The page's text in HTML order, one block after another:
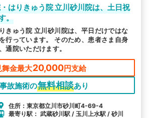
はりきゅう院 立川砂川院は、土日祝
。
きゅう院 立川砂川院は、平日だけではな
行っています。 そのため、患者さま自身
通院いただけます。
舞金最大20,000円支給
故施術の無料相談あり
住所：東京都立川市砂川町4-69-4
最寄り駅： 武蔵砂川駅 / 玉川上水駅 / 砂川